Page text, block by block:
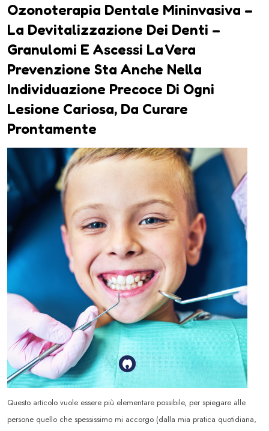
Ozonoterapia Dentale Mininvasiva –
La Devitalizzazione Dei Denti –
Granulomi E Ascessi La Vera
Prevenzione Sta Anche Nella
Individuazione Precoce Di Ogni
Lesione Cariosa, Da Curare
Prontamente
Questo articolo vuole essere più elementare possibile, per spiegare alle
persone quello che spessissimo mi accorgo (dalla mia pratica quotidiana,